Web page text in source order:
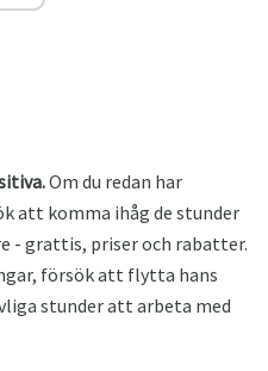
Om du redan har
att komma ihåg de stunder
- grattis, priser och rabatter.
försök att flytta hans
stunder att arbeta med